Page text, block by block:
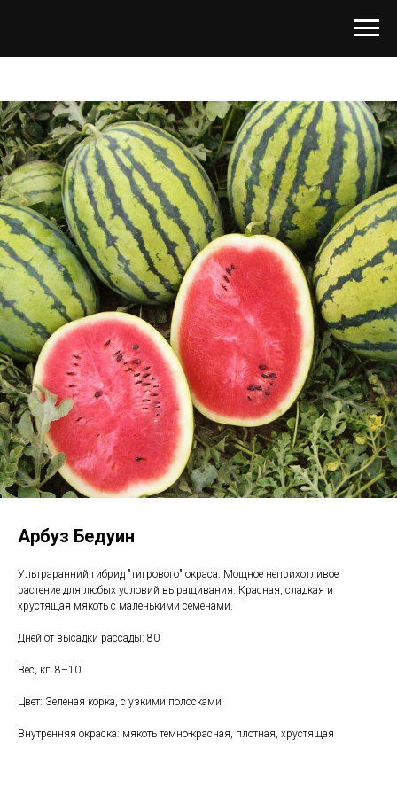
Арбуз Бедуин
Ультраранний гибрид "тигрового" окраса. Мощное неприхотливое
растение для любых условий выращивания. Красная, сладкая и
хрустящая мякоть с маленькими семенами.
Дней от высадки рассады: 80
Вес, кг: 8–10
Цвет: Зеленая корка, с узкими полосками
Внутренняя окраска: мякоть темно-красная, плотная, хрустящая